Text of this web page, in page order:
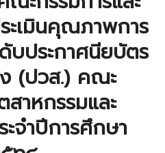
ะเมินคุณภาพการ
บประกาศนียบัตร
(ปวส.) คณะ
าหกรรมและ
ะจำปีการศึกษา